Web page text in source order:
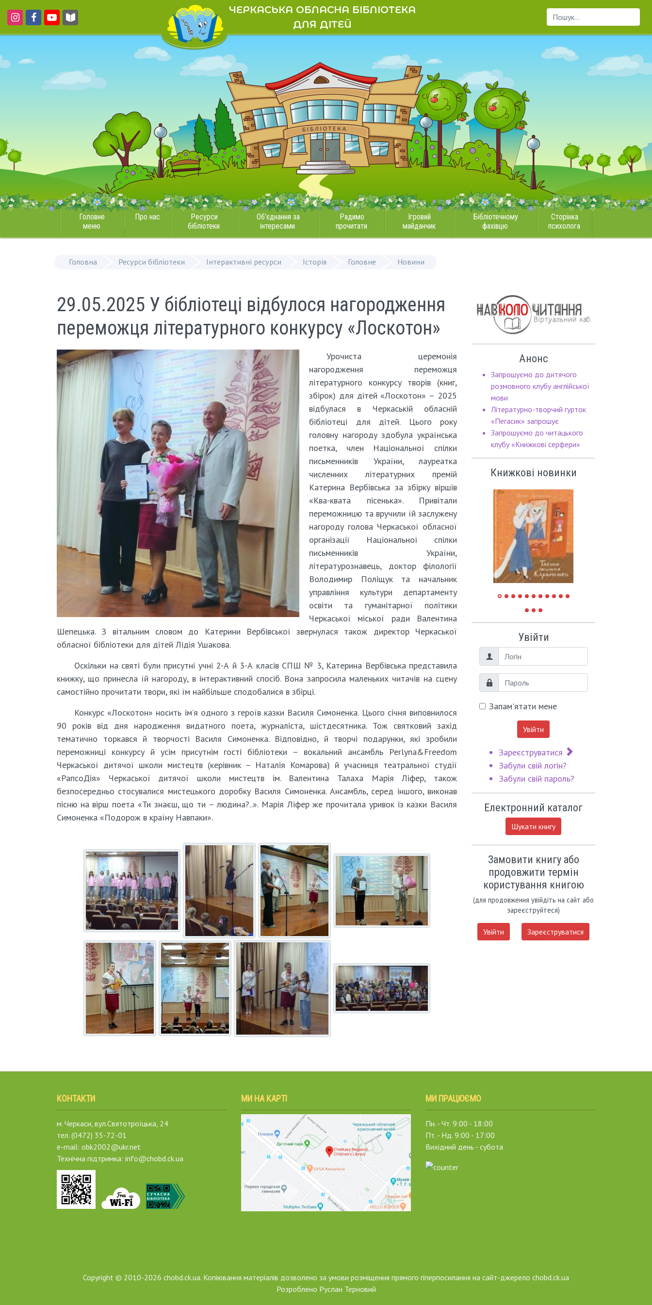
ЧЕРКАСЬКА ОБЛАСНА БІБЛІОТЕКА
ДЛЯ ДІТЕЙ
Пошук...
Головне
меню
Про нас
Ресурси
бібліотеки
Об'єднання за
інтересами
Радимо
прочитати
Ігровий
майданчик
Бібліотечному
фахівцю
Сторінка
психолога
Головна Ресурси бібліотеки Інтерактивні ресурси Історія Головне Новини
29.05.2025 У бібліотеці відбулося нагородження
переможця літературного конкурсу «Лоскотон»
Урочиста церемонія
нагородження переможця
літературного конкурсу творів (книг,
збірок) для дітей «Лоскотон» – 2025
відбулася в Черкаській обласній
бібліотеці для дітей. Цього року
головну нагороду здобула українська
поетка, член Національної спілки
письменників України, лауреатка
численних літературних премій
Катерина Вербівська за збірку віршів
«Ква-квата пісенька». Привітали
переможницю та вручили їй заслужену
нагороду голова Черкаської обласної
організації Національної спілки
письменників України,
літературознавець, доктор філології
Володимир Поліщук та начальник
управління культури департаменту
освіти та гуманітарної політики
Черкаської міської ради Валентина
Шепецька. З вітальним словом до Катерини Вербівської звернулася також директор Черкаської
обласної бібліотеки для дітей Лідія Ушакова.
Оскільки на святі були присутні учні 2-А й 3-А класів СПШ № 3, Катерина Вербівська представила
книжку, що принесла їй нагороду, в інтерактивний спосіб. Вона запросила маленьких читачів на сцену
самостійно прочитати твори, які їм найбільше сподобалися в збірці.
Конкурс «Лоскотон» носить ім’я одного з героїв казки Василя Симоненка. Цього січня виповнилося
90 років від дня народження видатного поета, журналіста, шістдесятника. Тож святковий захід
тематично торкався й творчості Василя Симоненка. Відповідно, й творчі подарунки, які зробили
переможниці конкурсу й усім присутнім гості бібліотеки – вокальний ансамбль Perlyna&Freedom
Черкаської дитячої школи мистецтв (керівник – Наталія Комарова) й учасниця театральної студії
«РапсоДія» Черкаської дитячої школи мистецтв ім. Валентина Талаха Марія Ліфер, також
безпосередньо стосувалися мистецького доробку Василя Симоненка. Ансамбль, серед іншого, виконав
пісню на вірш поета «Ти знаєш, що ти – людина?..». Марія Ліфер же прочитала уривок із казки Василя
Симоненка «Подорож в країну Навпаки».
Анонс
Запрошуємо до дитячого
розмовного клубу англійської
мови
Літературно-творчий гурток
«Пегасик» запрошує
Запрошуємо до читацького
клубу «Книжкові серфери»
Книжкові новинки
Увійти
Логін
Пароль
Запам'ятати мене
Увійти
Зареєструватися
Забули свій логін?
Забули свій пароль?
Електронний каталог
Шукати книгу
Замовити книгу або
продовжити термін
користування книгою
(для продовження увійдіть на сайт або
зареєструйтеся)
Увійти Зареєструватися
КОНТАКТИ
м. Черкаси, вул.Святотроїцька, 24
тел. (0472) 35-72-01
e-mail: obk2002@ukr.net
Технічна підтримка: info@chobd.ck.ua
МИ НА КАРТІ МИ ПРАЦЮЄМО
Пн. - Чт. 9:00 - 18:00
Пт. - Нд. 9:00 - 17:00
Вихідний день - субота
Copyright © 2010-2026 chobd.ck.ua. Копіювання матеріалів дозволено за умови розміщення прямого гіперпосилання на сайт-джерело chobd.ck.ua
Розроблено Руслан Терновий